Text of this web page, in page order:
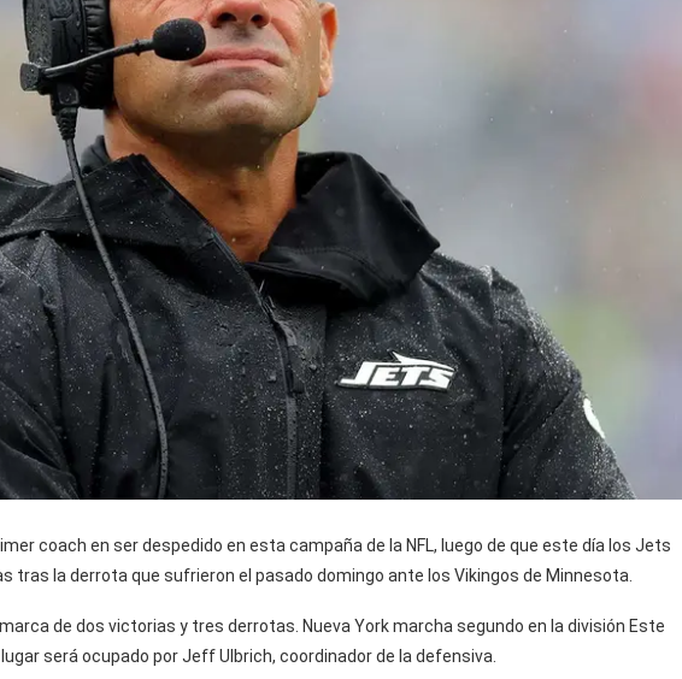
coach en ser despedido en esta campaña de la NFL, luego de que este día los Jets
tras la derrota que sufrieron el pasado domingo ante los Vikingos de Minnesota.
de dos victorias y tres derrotas. Nueva York marcha segundo en la división Este
será ocupado por Jeff Ulbrich, coordinador de la defensiva.